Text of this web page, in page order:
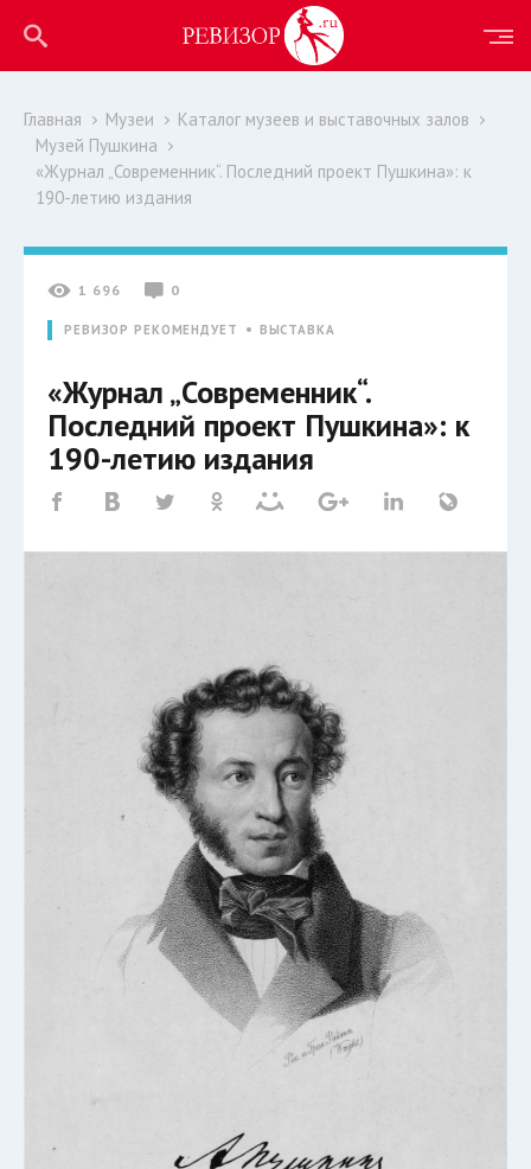
Главная Музеи
Каталог музеев и выставочных залов
Музей Пушкина
«Журнал „Современник“. Последний проект Пушкина»: к
190-летию издания
1 696 0
РЕВИЗОР РЕКОМЕНДУЕТ ВЫСТАВКА
«Журнал „Современник“.
Последний проект Пушкина»: к
190-летию издания